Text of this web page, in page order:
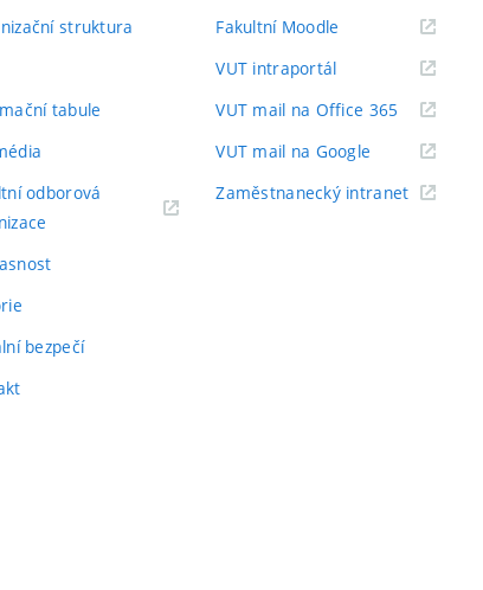
struktura
tabule
odborová
bezpečí
Fakultní Moodle
VUT intraportál(externí
VUT mail na Office 365 (externí
odkaz)
VUT mail na Google (externí
Zaměstnanecký intranet(externí